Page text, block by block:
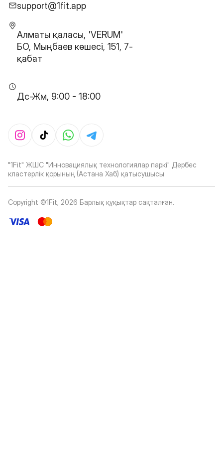
support@1fit.app
Алматы қаласы, 'VERUM'
БО, Мыңбаев көшесі, 151, 7-
қабат
Дс-Жм, 9:00 - 18:00
"1Fit" ЖШС "Инновациялық технологиялар паркі" Дербес
кластерлік қорының (Астана Хаб) қатысушысы
Copyright ©1Fit, 2026 Барлық құқықтар сақталған.